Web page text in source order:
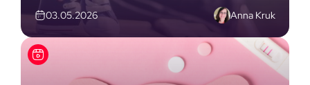
03.05.2026 Anna Kruk